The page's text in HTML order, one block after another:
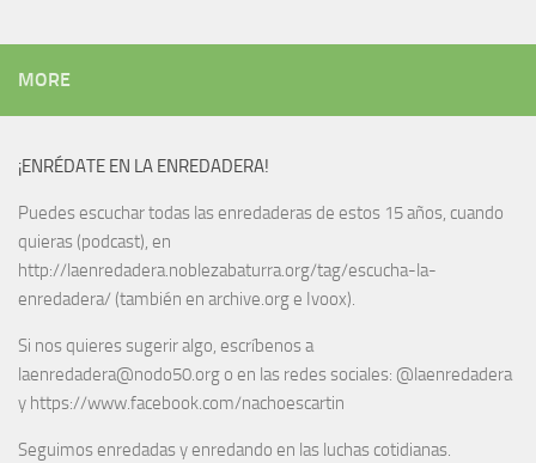
MORE
¡ENRÉDATE EN LA ENREDADERA!
Puedes escuchar todas las enredaderas de estos 15 años, cuando
quieras (podcast), en
http://laenredadera.noblezabaturra.org/tag/escucha-la-
enredadera/ (también en archive.org e Ivoox).
Si nos quieres sugerir algo, escríbenos a
laenredadera@nodo50.org o en las redes sociales: @laenredadera
y https://www.facebook.com/nachoescartin
Seguimos enredadas y enredando en las luchas cotidianas.